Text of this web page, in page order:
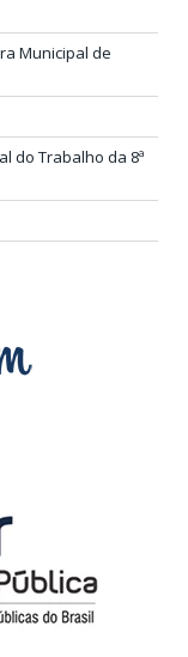
Municipal de
do Trabalho da 8ª